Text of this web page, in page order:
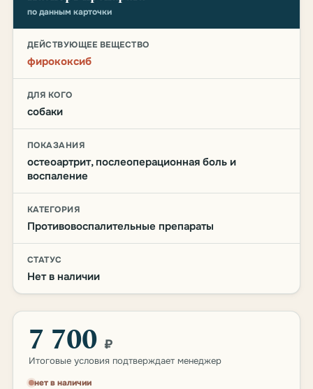
по данным карточки
ДЕЙСТВУЮЩЕЕ ВЕЩЕСТВО
фирококсиб
ДЛЯ КОГО
собаки
ПОКАЗАНИЯ
остеоартрит, послеоперационная боль и
воспаление
КАТЕГОРИЯ
Противовоспалительные препараты
СТАТУС
Нет в наличии
7 700 ₽
Итоговые условия подтверждает менеджер
нет в наличии